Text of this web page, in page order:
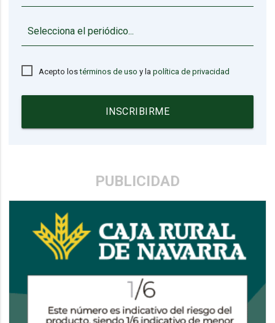
Acepto lostérminos de uso y lapolítica de privacidad
INSCRIBIRME
PUBLICIDAD